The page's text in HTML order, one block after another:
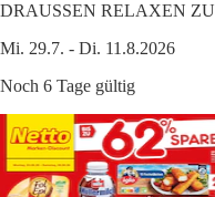
DRAUSSEN RELAXEN
Mi. 29.7. - Di. 11.8.2026
Noch 6 Tage gültig